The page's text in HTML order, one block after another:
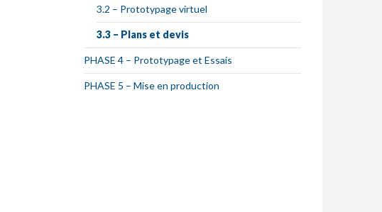
3.2 – Prototypage virtuel
3.3 – Plans et devis
PHASE 4 – Prototypage et Essais
PHASE 5 – Mise en production